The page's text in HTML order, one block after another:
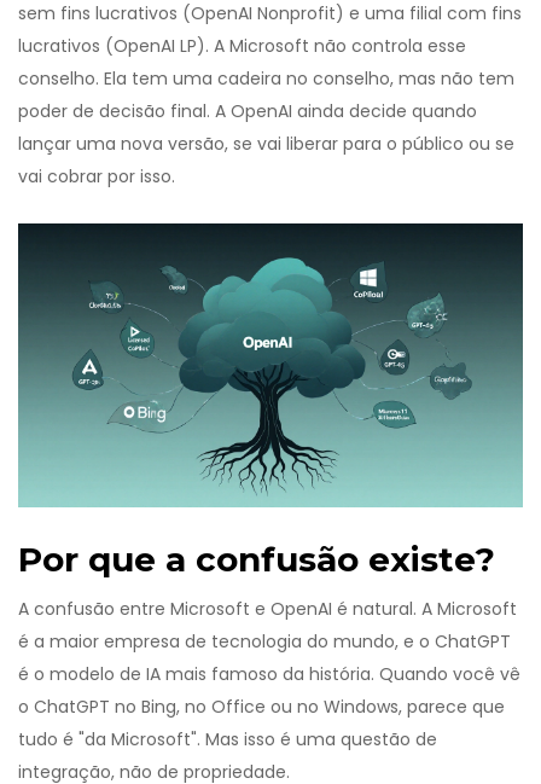
sem fins lucrativos (OpenAI Nonprofit) e uma filial com fins
lucrativos (OpenAI LP). A Microsoft não controla esse
conselho. Ela tem uma cadeira no conselho, mas não tem
poder de decisão final. A OpenAI ainda decide quando
lançar uma nova versão, se vai liberar para o público ou se
vai cobrar por isso.
Por que a confusão existe?
A confusão entre Microsoft e OpenAI é natural. A Microsoft
é a maior empresa de tecnologia do mundo, e o ChatGPT
é o modelo de IA mais famoso da história. Quando você vê
o ChatGPT no Bing, no Office ou no Windows, parece que
tudo é "da Microsoft". Mas isso é uma questão de
integração, não de propriedade.